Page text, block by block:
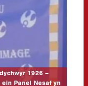
1926 –
Panel Nesaf yn
Academi Heddwch
Heddychwyr
yn wych gweld…
TO READ MORE...